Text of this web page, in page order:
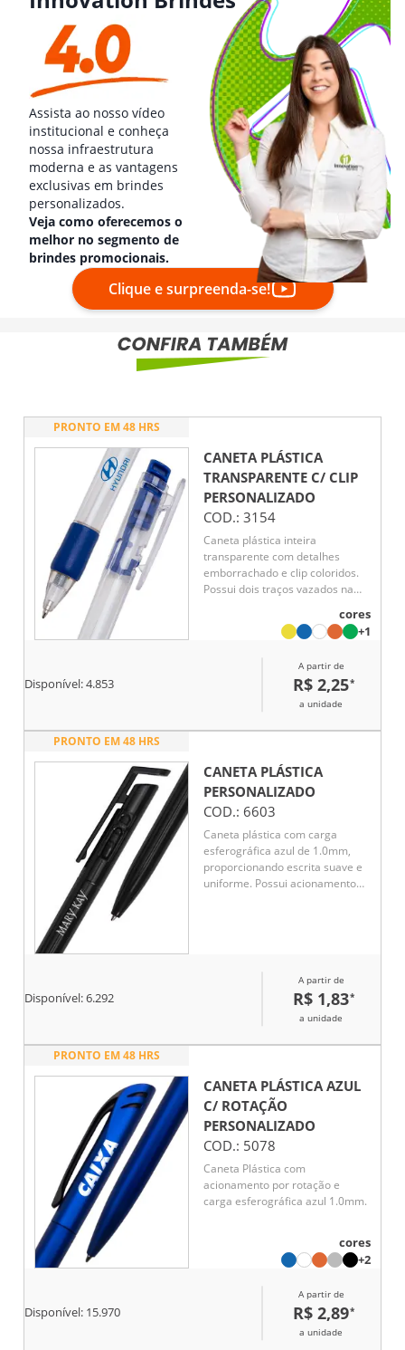
Assista ao nosso vídeo
institucional e conheça
nossa infraestrutura
moderna e as vantagens
exclusivas em brindes
personalizados.
Veja como oferecemos o
melhor no segmento de
brindes promocionais.
Clique e surpreenda-se!
PRONTO EM 48 HRS
CANETA PLÁSTICA
TRANSPARENTE C/ CLIP
PERSONALIZADO
COD.: 3154
Caneta plástica inteira
transparente com detalhes
emborrachado e clip coloridos.
Possui dois traços vazados na
detalhes em relevo. Aciona por
clique, para destravar bastar
cores
+1
Disponível:4.853
A partir de
R$ 2,25*
a unidade
PRONTO EM 48 HRS
CANETA PLÁSTICA
PERSONALIZADO
COD.: 6603
Caneta plástica com carga
esferográfica azul de 1.0mm,
proporcionando escrita suave e
uniforme. Possui acionamento
design moderno e funcional a
torna ideal para anotações,
estudos e trabalho. Perfeita para
promocional.
Disponível:6.292
A partir de
R$ 1,83*
a unidade
PRONTO EM 48 HRS
CANETA PLÁSTICA AZUL
C/ ROTAÇÃO
PERSONALIZADO
COD.: 5078
Caneta Plástica com
acionamento por rotação e
carga esferográfica azul 1.0mm.
cores
+2
Disponível: 15.970
A partir de
R$ 2,89*
a unidade